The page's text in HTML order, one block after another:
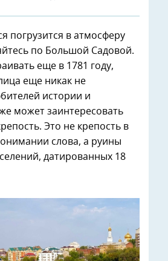
погрузится в атмосферу
по Большой Садовой.
еще в 1781 году,
еще никак не
истории и
может заинтересовать
Это не крепость в
слова, а руины
датированных 18